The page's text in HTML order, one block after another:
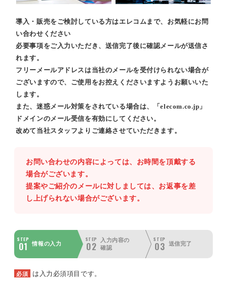
導入・販売をご検討している方はエレコムまで、お気軽にお問
い合わせください
必要事項をご入力いただき、送信完了後に確認メールが送信さ
れます。
フリーメールアドレスは当社のメールを受付けられない場合が
ございますので、ご使用をお控えくださいますようお願いいた
します。
また、迷惑メール対策をされている場合は、「elecom.co.jp」
ドメインのメール受信を有効にしてください。
改めて当社スタッフよりご連絡させていただきます。
お問い合わせの内容によっては、お時間を頂戴する
場合がございます。
提案やご紹介のメールに対しましては、お返事を差
し上げられない場合がございます。
STEP
01 情報の入力
STEP
02
入力内容の
確認
STEP
03 送信完了
必須 は入力必須項目です。